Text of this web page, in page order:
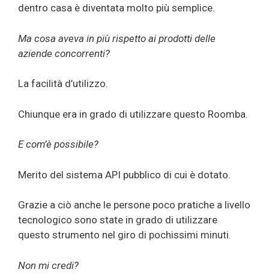
dentro casa è diventata molto più semplice.
Ma cosa aveva in più rispetto ai prodotti delle
aziende concorrenti?
La facilità d’utilizzo.
Chiunque era in grado di utilizzare questo Roomba.
E com’è possibile?
Merito del sistema API pubblico di cui è dotato.
Grazie a ciò anche le persone poco pratiche a livello
tecnologico sono state in grado di utilizzare
questo strumento nel giro di pochissimi minuti.
Non mi credi?